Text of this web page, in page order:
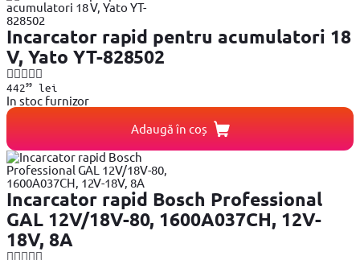
Incarcator rapid pentru acumulatori 18
V, Yato YT-828502
44299lei
In stoc furnizor
Adaugă în coș
Incarcator rapid Bosch Professional
GAL 12V/18V-80, 1600A037CH, 12V-
18V, 8A